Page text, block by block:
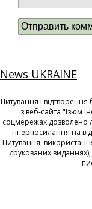
News UKRAINE
Цитування і відтворення
з веб-сайта "Ізюм
соцмережах дозволено
гіперпосилання на
Цитування,
друкованих